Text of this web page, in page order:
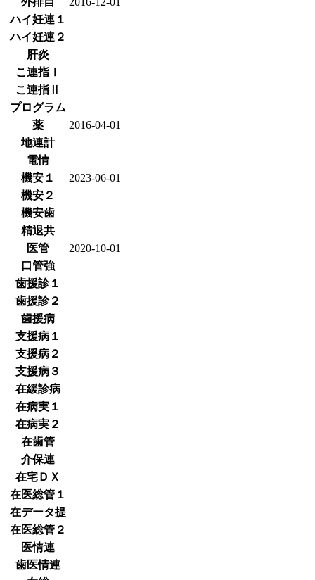
ハイ妊連１
ハイ妊連２
肝炎
こ連指Ⅰ
こ連指Ⅱ
プログラム
薬
2016-04-01
地連計
電情
機安１
2023-06-01
機安２
機安歯
精退共
医管
2020-10-01
口管強
歯援診１
歯援診２
歯援病
支援病１
支援病２
支援病３
在緩診病
在病実１
在病実２
在歯管
介保連
在宅ＤＸ
在医総管１
在データ提
在医総管２
医情連
歯医情連